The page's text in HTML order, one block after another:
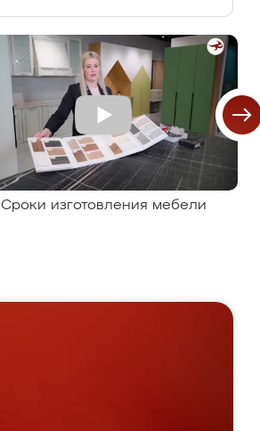
Сроки изготовления мебели